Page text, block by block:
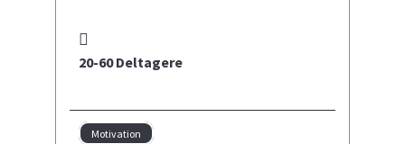
20-60 Deltagere
Motivation